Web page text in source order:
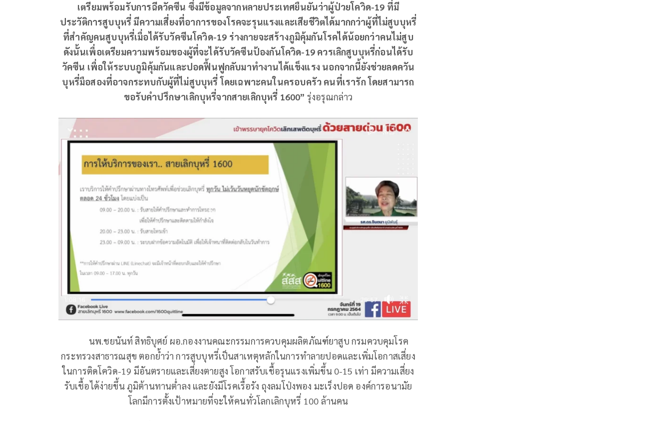
เตรียมพร้อมรับการฉีดวัคซีน ซึ่งมีข้อมูลจากหลายประเทศยืนยันว่าผู้ป่วยโควิด-19 ที่มี
ประวัติการสูบบุหรี่ มีความเสี่ยงที่อาการของโรคจะรุนแรงและเสียชีวิตได้มากกว่าผู้ที่ไม่สูบบุหรี่
ที่สำคัญคนสูบบุหรี่เมื่อได้รับวัคซีนโควิด-19 ร่างกายจะสร้างภูมิคุ้มกันโรคได้น้อยกว่าคนไม่สูบ
ดังนั้นเพื่อเตรียมความพร้อมของผู้ที่จะได้รับวัคซีนป้องกันโควิด-19 ควรเลิกสูบบุหรี่ก่อนได้รับ
วัคซีน เพื่อให้ระบบภูมิคุ้มกันและปอดฟื้นฟูกลับมาทำงานได้แข็งแรง นอกจากนี้ยังช่วยลดควัน
บุหรี่มือสองที่อาจกระทบกับผู้ที่ไม่สูบบุหรี่ โดยเฉพาะคนในครอบครัว คนที่เรารัก โดยสามารถ
ขอรับคำปรึกษาเลิกบุหรี่จากสายเลิกบุหรี่ 1600” รุ่งอรุณกล่าว
นพ.ชยนันท์ สิทธิบุศย์ ผอ.กองงานคณะกรรมการควบคุมผลิตภัณฑ์ยาสูบ กรมควบคุมโรค
กระทรวงสาธารณสุข ตอกย้ำว่า การสูบบุหรี่เป็นสาเหตุหลักในการทำลายปอดและเพิ่มโอกาสเสี่ยง
ในการติดโควิด-19 มีอันตรายและเสี่ยงตายสูง โอกาสรับเชื้อรุนแรงเพิ่มขึ้น 0-15 เท่า มีความเสี่ยง
รับเชื้อได้ง่ายขึ้น ภูมิต้านทานต่ำลง และยังมีโรคเรื้อรัง ถุงลมโป่งพอง มะเร็งปอด องค์การอนามัย
โลกมีการตั้งเป้าหมายที่จะให้คนทั่วโลกเลิกบุหรี่ 100 ล้านคน